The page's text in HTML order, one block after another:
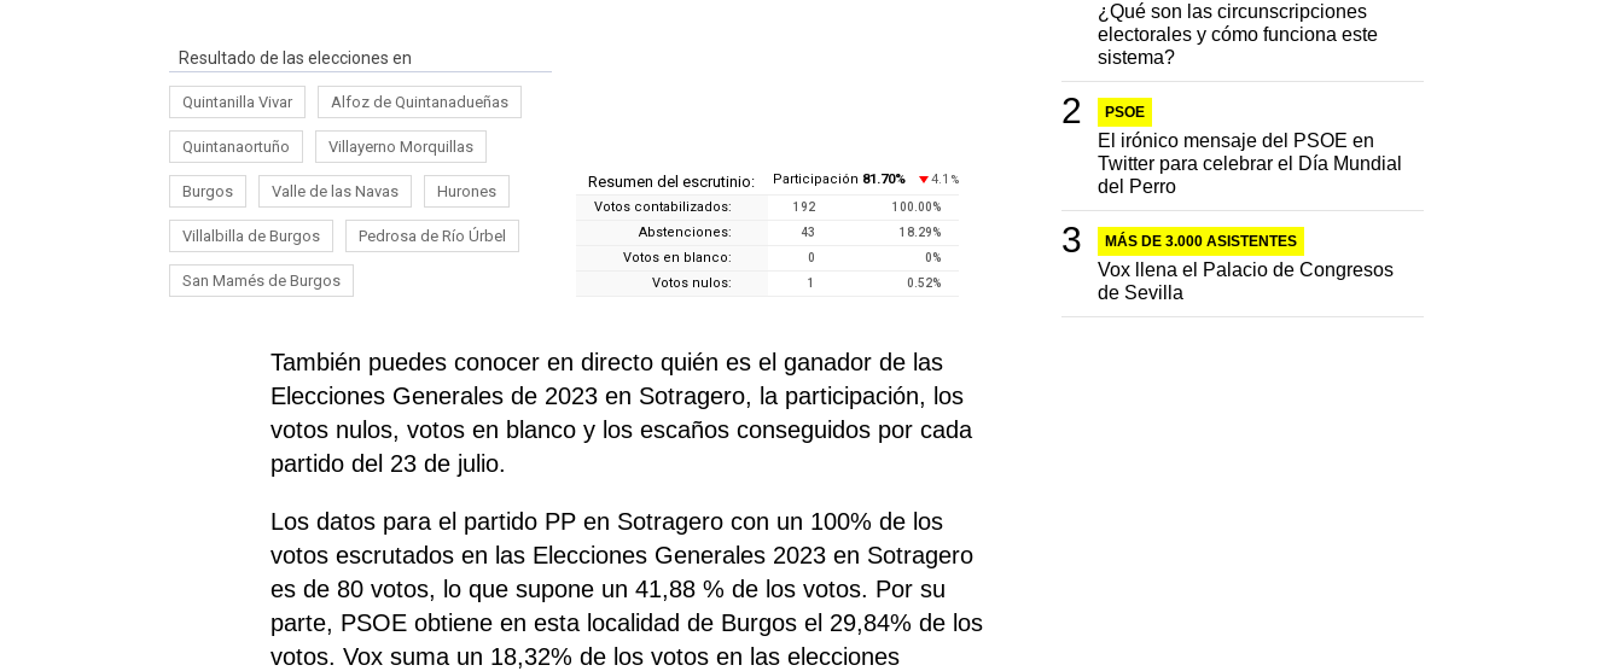
Resultado de las elecciones en
Quintanilla Vivar Alfoz de Quintanadueñas
Quintanaortuño Villayerno Morquillas
Burgos Valle de las Navas Hurones
Villalbilla de Burgos Pedrosa de Río Úrbel
San Mamés de Burgos
Resumen del escrutinio: Participación 81.70% 4.1 %
Votos contabilizados: 192 100.00%
Abstenciones: 43 18.29%
Votos en blanco: 0 0%
Votos nulos: 1 0.52%
También puedes conocer en directo quién es el ganador de las
Elecciones Generales de 2023 en Sotragero, la participación, los
votos nulos, votos en blanco y los escaños conseguidos por cada
partido del 23 de julio.
Los datos para el partido PP en Sotragero con un 100% de los
votos escrutados en las Elecciones Generales 2023 en Sotragero
es de 80 votos, lo que supone un 41,88 % de los votos. Por su
parte, PSOEobtiene en esta localidad de Burgos el 29,84% de los
votos. Voxsuma un 18,32% de los votos en las elecciones
¿Qué son las circunscripciones
electorales y cómo funciona este
sistema?
PSOE
El irónico mensaje del PSOE en
Twitter para celebrar el Día Mundial
del Perro
MÁS DE 3.000 ASISTENTES
Vox llena el Palacio de Congresos
de Sevilla